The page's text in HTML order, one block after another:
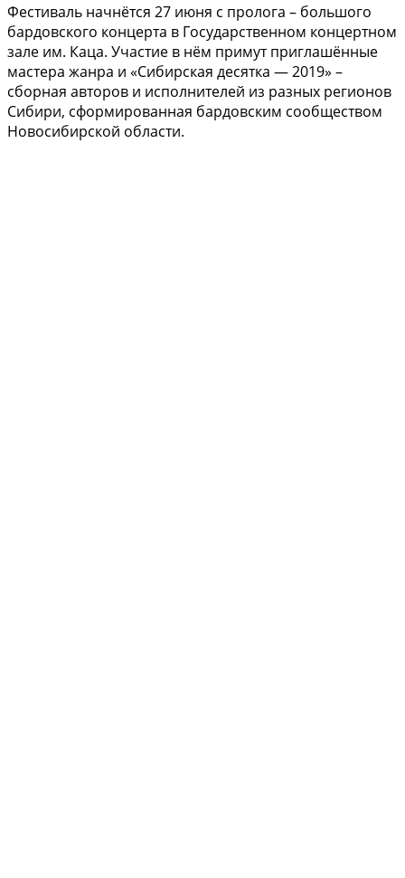
Фестиваль начнётся 27 июня с пролога – большого
бардовского концерта в Государственном концертном
зале им. Каца. Участие в нём примут приглашённые
мастера жанра и «Сибирская десятка — 2019» –
сборная авторов и исполнителей из разных регионов
Сибири, сформированная бардовским сообществом
Новосибирской области.